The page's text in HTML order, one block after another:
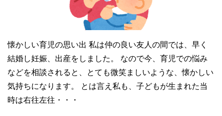
懐かしい育児の思い出 私は仲の良い友人の間では、早く
結婚し妊娠、出産をしました。 なので今、育児での悩み
などを相談されると、とても微笑ましいような、懐かしい
気持ちになります。 とは言え私も、子どもが生まれた当
時は右往左往・・・